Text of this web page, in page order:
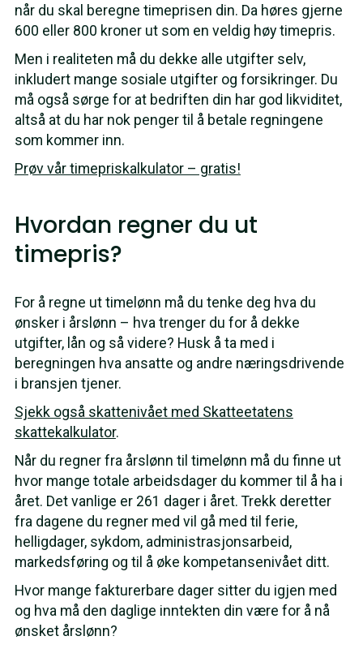
når du skal beregne timeprisen din. Da høres gjerne
600 eller 800 kroner ut som en veldig høy timepris.
Men i realiteten må du dekke alle utgifter selv,
inkludert mange sosiale utgifter og forsikringer. Du
må også sørge for at bedriften din har god likviditet,
altså at du har nok penger til å betale regningene
som kommer inn.
Prøv vår timepriskalkulator – gratis!
Hvordan regner du ut
timepris?
For å regne ut timelønn må du tenke deg hva du
ønsker i årslønn – hva trenger du for å dekke
utgifter, lån og så videre? Husk å ta med i
beregningen hva ansatte og andre næringsdrivende
i bransjen tjener.
Sjekk også skattenivået med Skatteetatens
skattekalkulator.
Når du regner fra årslønn til timelønn må du finne ut
hvor mange totale arbeidsdager du kommer til å ha i
året. Det vanlige er 261 dager i året. Trekk deretter
fra dagene du regner med vil gå med til ferie,
helligdager, sykdom, administrasjonsarbeid,
markedsføring og til å øke kompetansenivået ditt.
Hvor mange fakturerbare dager sitter du igjen med
og hva må den daglige inntekten din være for å nå
ønsket årslønn?